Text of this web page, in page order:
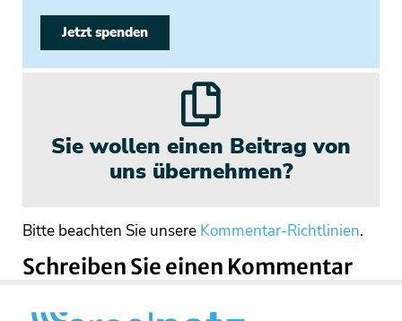
Jetzt spenden
Sie wollen einen Beitrag von
uns übernehmen?
Bitte beachten Sie unsere Kommentar-Richtlinien.
Schreiben Sie einen Kommentar